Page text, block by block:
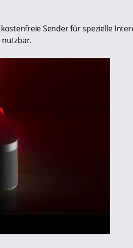
Sender für spezielle
nutzbar.